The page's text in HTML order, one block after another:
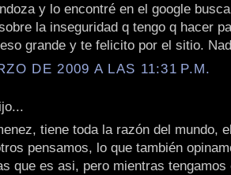
y lo encontré en el google
la inseguridad q tengo q hacer
grande y te felicito por el sitio.
DE 2009 A LAS 11:31 P.M.
tiene toda la razón del mundo,
pensamos, lo que también
que es asi, pero mientras